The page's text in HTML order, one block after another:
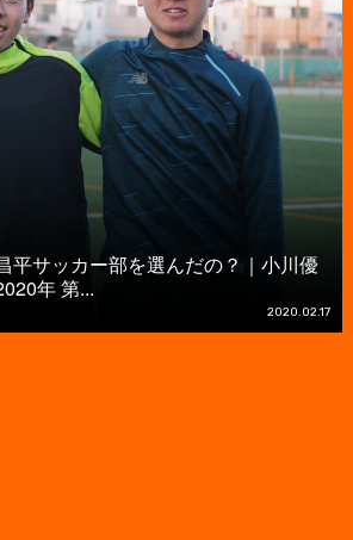
平サッカー部を選んだの？｜小川優
年 第...
2020.02.17